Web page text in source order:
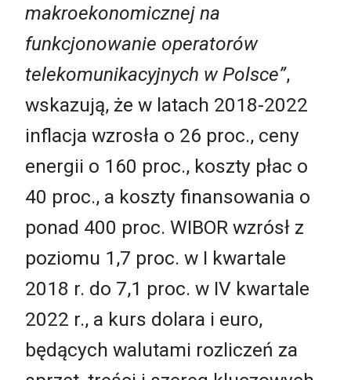
makroekonomicznej na
funkcjonowanie operatorów
telekomunikacyjnych w Polsce”,
wskazują, że w latach 2018-2022
inflacja wzrosła o 26 proc., ceny
energii o 160 proc., koszty płac o
40 proc., a koszty finansowania o
ponad 400 proc. WIBOR wzrósł z
poziomu 1,7 proc. w I kwartale
2018 r. do 7,1 proc. w IV kwartale
2022 r., a kurs dolara i euro,
będących walutami rozliczeń za